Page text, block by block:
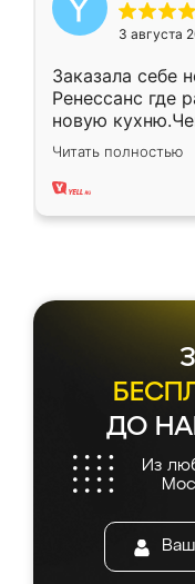
3 августа
Заказала себе
Ренессанс где
новую
вполне
два года,
Читать полностью
ДО
Из